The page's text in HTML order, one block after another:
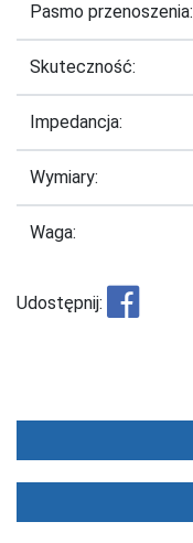
Pasmo przenoszenia:
Skuteczność:
Impedancja:
Wymiary:
Waga:
Udostępnij: